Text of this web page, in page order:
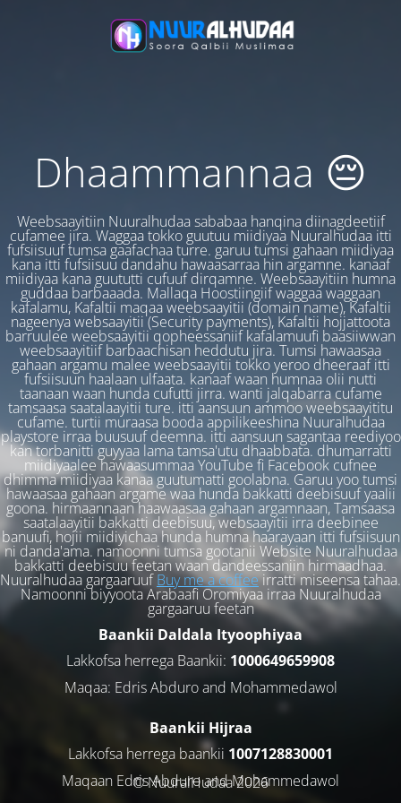
Dhaammannaa 😔
Weebsaayitiin Nuuralhudaa sababaa hanqina diinagdeetiif
cufamee jira. Waggaa tokko guutuu miidiyaa Nuuralhudaa itti
fufsiisuuf tumsa gaafachaa turre. garuu tumsi gahaan miidiyaa
kana itti fufsiisuu dandahu hawaasarraa hin argamne. kanaaf
miidiyaa kana guututti cufuuf dirqamne. Weebsaayitiin humna
guddaa barbaaada. Mallaqa Hoostiingiif waggaa waggaan
kafalamu, Kafaltii maqaa weebsaayitii (domain name), Kafaltii
nageenya websaayitii (Security payments), Kafaltii hojjattoota
barruulee weebsaayitii qopheessaniif kafalamuufi baasiiwwan
weebsaayitiif barbaachisan heddutu jira. Tumsi hawaasaa
gahaan argamu malee weebsaayitii tokko yeroo dheeraaf itti
fufsiisuun haalaan ulfaata. kanaaf waan humnaa olii nutti
taanaan waan hunda cufutti jirra. wanti jalqabarra cufame
tamsaasa saatalaayitii ture. itti aansuun ammoo weebsaayititu
cufame. turtii muraasa booda appilikeeshina Nuuralhudaa
playstore irraa buusuuf deemna. itti aansuun sagantaa reediyoo
kan torbanitti guyyaa lama tamsa'utu dhaabbata. dhumarratti
miidiyaalee hawaasummaa YouTube fi Facebook cufnee
dhimma miidiyaa kanaa guutumatti goolabna. Garuu yoo tumsi
hawaasaa gahaan argame waa hunda bakkatti deebisuuf yaalii
goona. hirmaannaan haawaasaa gahaan argamnaan, Tamsaasa
saatalaayitii bakkatti deebisuu, websaayitii irra deebinee
banuufi, hojii miidiyichaa hunda humna haarayaan itti fufsiisuun
ni danda'ama. namoonni tumsa gootanii Website Nuuralhudaa
bakkatti deebisuu feetan waan dandeessaniin hirmaadhaa.
Nuuralhudaa gargaaruufBuy me a coffeeirratti miseensa tahaa.
Namoonni biyyoota Arabaafi Oromiyaa irraa Nuuralhudaa
gargaaruu feetan
Baankii Daldala Ityoophiyaa
Lakkofsa herrega Baankii: 1000649659908
Maqaa: Edris Abduro and Mohammedawol
Baankii Hijraa
Lakkofsa herrega baankii 1007128830001
Maqaan Edris Abduro and Muhammedawol
© NuuralHudaa 2026